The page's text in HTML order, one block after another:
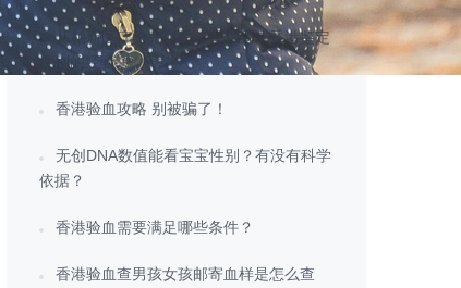
从柏新医疗验完血后，分享我去香港鉴定
性别的经验
香港验血攻略 别被骗了！
无创DNA数值能看宝宝性别？有没有科学
依据？
香港验血需要满足哪些条件？
香港验血查男孩女孩邮寄血样是怎么查